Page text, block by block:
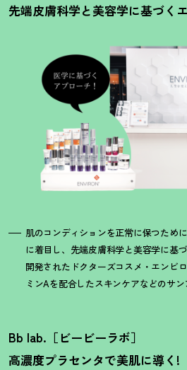
先端皮膚科学と美容学に基づく
肌のコンディションを正常に保つため
に着目し、先端皮膚科学と美容学に基
開発されたドクターズコスメ・エンビ
ミンAを配合したスキンケアなどのサン
Bb lab.［ビービーラボ］
高濃度プラセンタで美肌に導く!